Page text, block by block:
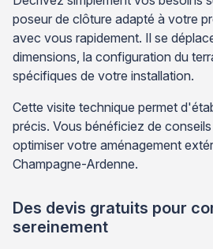
poseur de clôture adapté à votre
avec vous rapidement. Il se
dimensions, la configuration du
spécifiques de votre installation.
Cette visite technique permet
précis. Vous bénéficiez de
optimiser votre aménagement
Champagne-Ardenne.
Des devis gratuits pour
sereinement